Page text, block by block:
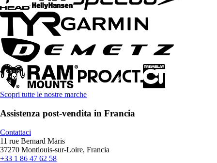
Scopri tutte le nostre marche
Assistenza post-vendita in Francia
Contattaci
11 rue Bernard Maris
37270 Montlouis-sur-Loire, Francia
+33 1 86 47 62 58